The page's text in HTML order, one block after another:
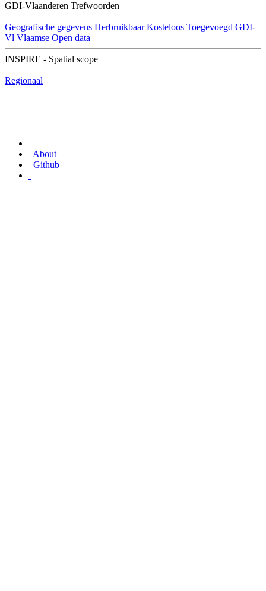
GDI-Vlaanderen Trefwoorden
Geografische gegevens Herbruikbaar Kosteloos Toegevoegd GDI-
Vl Vlaamse Open data
INSPIRE - Spatial scope
Regionaal
About
Github